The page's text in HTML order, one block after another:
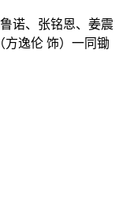
诺、张铭恩、姜震
方逸伦 饰）一同锄